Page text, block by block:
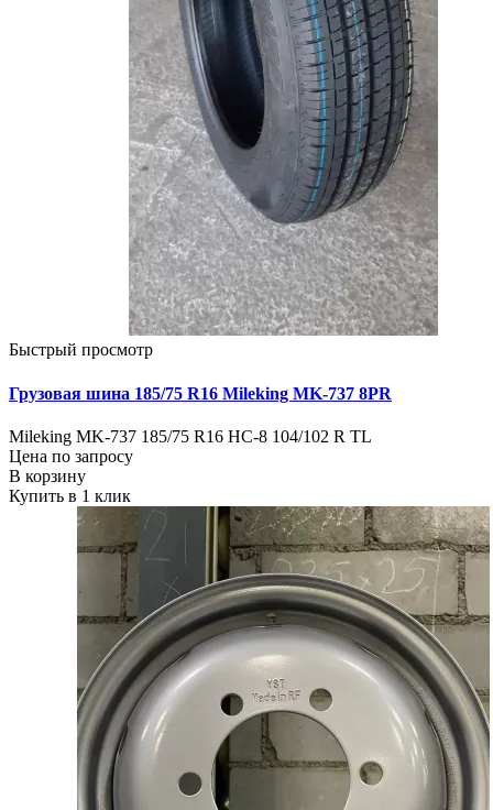
Быстрый просмотр
Грузовая шина 185/75 R16 Mileking MK-737 8PR
Mileking MK-737 185/75 R16 HC-8 104/102 R TL
Цена по запросу
В корзину
Купить в 1 клик